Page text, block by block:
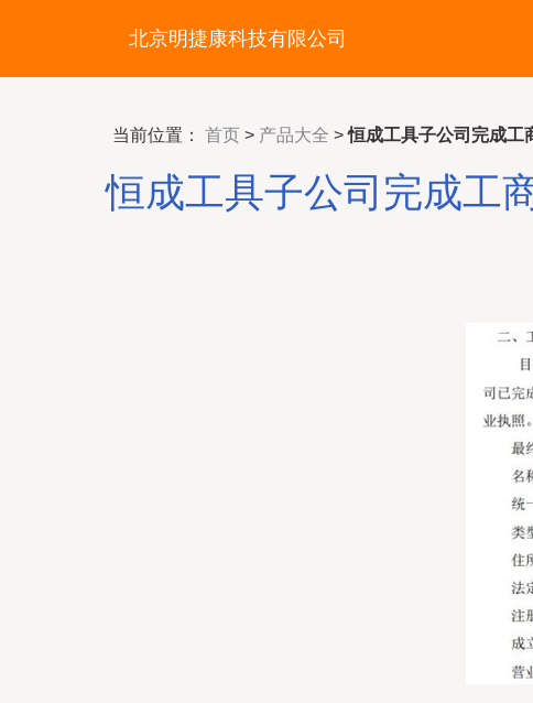
北京明捷康科技有限公司
当前位置： 首页 > 产品大全 > 恒成工具子公司完成工
恒成工具子公司完成工